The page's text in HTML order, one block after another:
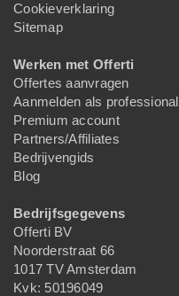
Cookieverklaring
Sitemap
Werken met Offerti
Offertes aanvragen
Aanmelden als professional
Premium account
Partners/Affiliates
Bedrijvengids
Blog
Bedrijfsgegevens
Offerti BV
Noorderstraat 66
1017 TV Amsterdam
Kvk: 50196049